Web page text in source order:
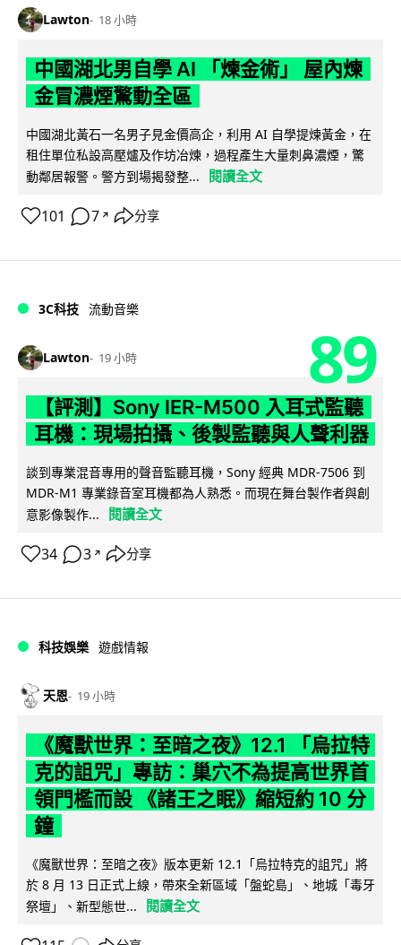
Lawton 18 小時
中國湖北男自學 AI 「煉金術」 屋內煉
金冒濃煙驚動全區
中國湖北黃石一名男子見金價高企，利用 AI 自學提煉黃金，在
租住單位私設高壓爐及作坊冶煉，過程產生大量刺鼻濃煙，驚
動鄰居報警。警方到場揭發整...
閱讀全文
101 7 ↗ 分享
3C科技 流動音樂
Lawton 19 小時 89
【評測】Sony IER-M500 入耳式監聽
耳機：現場拍攝、後製監聽與人聲利器
談到專業混音專用的聲音監聽耳機，Sony 經典 MDR-7506 到
MDR-M1 專業錄音室耳機都為人熟悉。而現在舞台製作者與創
意影像製作...
閱讀全文
34 3 ↗ 分享
科技娛樂 遊戲情報
天恩 19 小時
《魔獸世界：至暗之夜》12.1 「烏拉特
克的詛咒」專訪：巢穴不為提高世界首
領門檻而設 《諸王之眠》縮短約 10 分
鐘
《魔獸世界：至暗之夜》版本更新 12.1「烏拉特克的詛咒」將
於 8 月 13 日正式上線，帶來全新區域「盤蛇島」、地城「毒牙
祭壇」、新型態世...
閱讀全文